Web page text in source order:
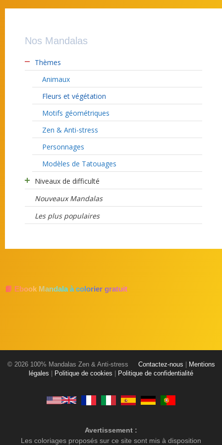
Nos Mandalas
Thèmes
Animaux
Fleurs et végétation
Motifs géométriques
Zen & Anti-stress
Personnages
Modèles de Tatouages
Niveaux de difficulté
Nouveaux Mandalas
Les plus populaires
📘 Ebook Mandala à colorier gratuit
© 2026 100% Mandalas Zen & Anti-stress Contactez-nous
Mentions
légales
Politique de cookies Politique de confidentialité
Avertissement :
Les coloriages proposés sur ce site sont mis à disposition